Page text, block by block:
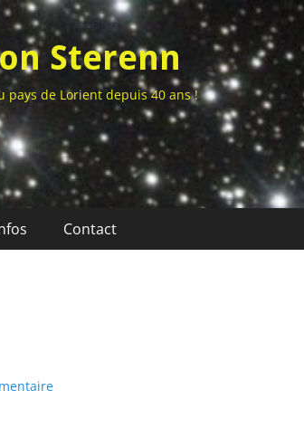
Sterenn
pays de Lorient depuis 40 ans !
Contact